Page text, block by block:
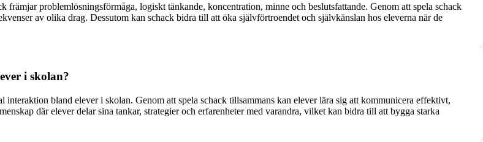
problemlösningsförmåga, logiskt tänkande, koncentration, minne och beslutsfattande. Genom att spela schack
av olika drag. Dessutom kan schack bidra till att öka självförtroendet och självkänslan hos eleverna när de
i skolan?
bland elever i skolan. Genom att spela schack tillsammans kan elever lära sig att kommunicera effektivt,
där elever delar sina tankar, strategier och erfarenheter med varandra, vilket kan bidra till att bygga starka